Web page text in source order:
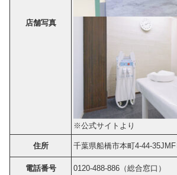
店舗写真
※公式サイトより
住所 千葉県船橋市本町
電話番号 0120-488-886（総合窓口）